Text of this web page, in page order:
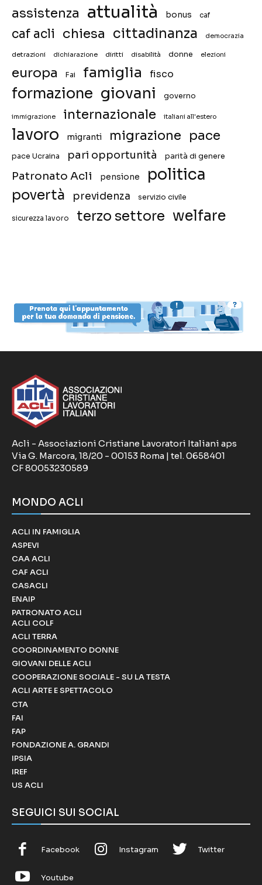
assistenza attualità bonus caf
caf acli chiesa cittadinanza democrazia
detrazioni dichiarazione diritti disabilità donne elezioni
europa Fai famiglia fisco
formazione giovani governo
immigrazione internazionale italiani all'estero
lavoro migranti migrazione pace
pace Ucraina pari opportunità parità di genere
Patronato Acli pensione politica
povertà previdenza servizio civile
sicurezza lavoro terzo settore welfare
Acli - Associazioni Cristiane Lavoratori Italiani aps
Via G. Marcora, 18/20 - 00153 Roma | tel. 0658401
CF 80053230589
MONDO ACLI
ACLI IN FAMIGLIA
ASPEVI
CAA ACLI
CAF ACLI
CASACLI
ENAIP
PATRONATO ACLI
ACLI COLF
ACLI TERRA
COORDINAMENTO DONNE
GIOVANI DELLE ACLI
COOPERAZIONE SOCIALE - SU LA TESTA
ACLI ARTE E SPETTACOLO
CTA
FAI
FAP
FONDAZIONE A. GRANDI
IPSIA
IREF
US ACLI
SEGUICI SUI SOCIAL
Facebook Instagram Twitter
Youtube